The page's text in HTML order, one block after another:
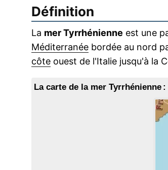
Définition
La mer Tyrrhénienne est une
Méditerranée bordée au nord
côte ouest de l'Italie jusqu'à la
La carte de la mer Tyrrhénienne :